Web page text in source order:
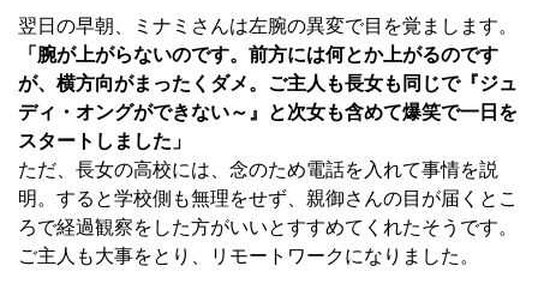
翌日の早朝、ミナミさんは左腕の異変で目を覚まします。
「腕が上がらないのです。前方には何とか上がるのです
が、横方向がまったくダメ。ご主人も長女も同じで『ジュ
ディ・オングができない～』と次女も含めて爆笑で一日を
スタートしました」
ただ、長女の高校には、念のため電話を入れて事情を説
明。すると学校側も無理をせず、親御さんの目が届くとこ
ろで経過観察をした方がいいとすすめてくれたそうです。
ご主人も大事をとり、リモートワークになりました。